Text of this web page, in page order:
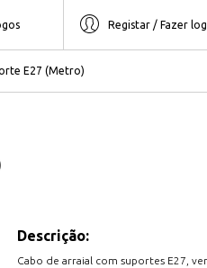
Registar / Fazer
E27 (Metro)
Descrição:
Cabo de arraial com suportes E27,